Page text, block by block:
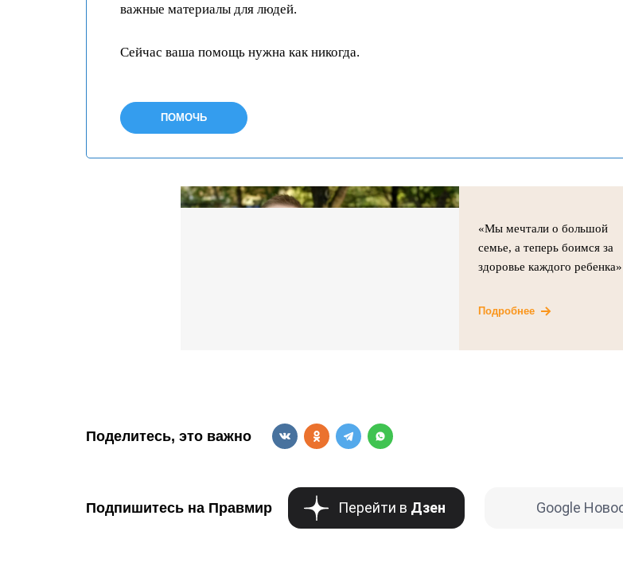
важные материалы для людей.
Сейчас ваша помощь нужна как никогда.
ПОМОЧЬ
«Мы мечтали о большой
семье, а теперь боимся за
здоровье каждого ребенка»
Подробнее
Поделитесь, это важно
Подпишитесь на Правмир Перейти в Дзен Google